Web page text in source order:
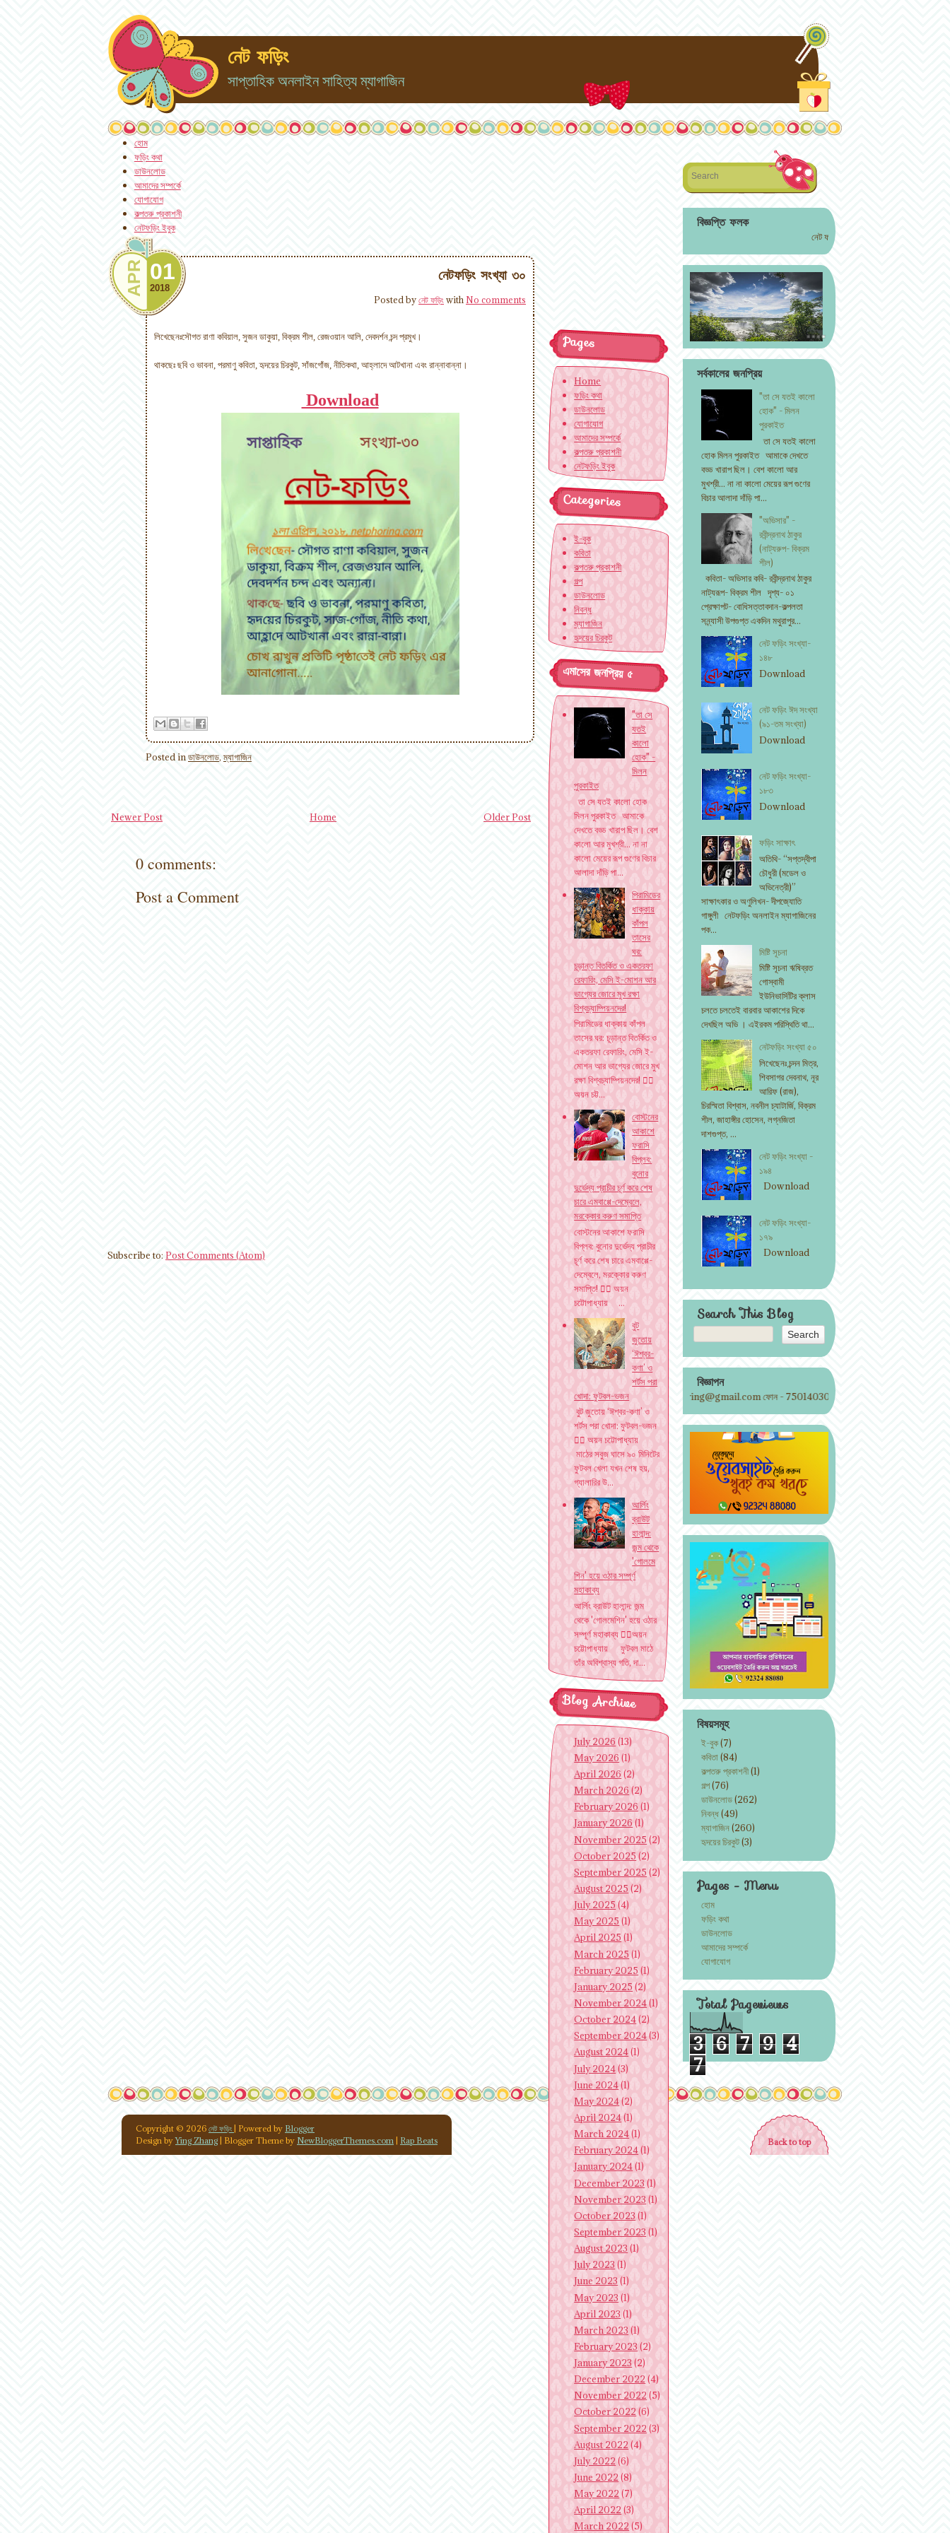
নেট ফড়িং
সাপ্তাহিক অনলাইন সাহিত্য ম্যাগাজিন
হোম
ফড়িং কথা
ডাউনলোড
আমাদের সম্পর্কে
যোগাযোগ
কল্পতরু প্রকাশনী
নেটফড়িং ইবুক
নেটফড়িং সংখ্যা ৩০
APR 01
2018
Posted byনেট ফড়িং with No comments
লিখেছেনঃসৌগত রাণা কবিয়াল, সুজন ডাকুয়া, বিক্রম শীল, রেজওয়ান আলি, দেবদর্শন চন্দ প্রমুখ।
থাকছেঃ ছবি ও ভাবনা, পরমাণু কবিতা, হৃদয়ের চিরকুট, সাঁজগোঁজ, নীতিকথা, আহ্লাদে আটখানা এবং রান্নাবান্না।
Download
Posted inডাউনলোড,ম্যাগাজিন
Newer Post Older Post
Home
0 comments:
Post a Comment
Subscribe to: Post Comments (Atom)
বিজ্ঞপ্তি ফলক
নেট ফড়িং বইমেলা কবিতা সংকলন ২০২১ (মুদ্রিত) পাওয়া যাচ্ছে।
সর্বকালের জনপ্রিয়
"তা সে যতই কালো
হোক" - মিলন
পুরকাইত
তা সে যতই কালো
হোক মিলন পুরকাইত আমাকে দেখতে
বড্ড খারাপ ছিল। বেশ কালো আর
মুখশ্রী... না না কালো মেয়ের রূপ গুণের
বিচার আলাদা দাঁড়ি পা...
"অভিসার" -
রবীন্দ্রনাথ ঠাকুর
(নাট্যরুপ- বিক্রম
শীল)
কবিতা- অভিসার কবি- রবীন্দ্রনাথ ঠাকুর
নাট্যরূপ- বিক্রম শীল দৃশ্য- ০১
প্রেক্ষাপট- বোধিসত্তাবদান-কল্পলতা
সন্ন্যাসী উপগুপ্ত একদিন মথুরাপুর...
নেট ফড়িং সংখ্যা-
১৪৮
Download
নেট ফড়িং ঈদ সংখ্যা
(৯১-তম সংখ্যা)
Download
নেট ফড়িং সংখ্যা-
১৮৩
Download
ফড়িং সাক্ষাৎ
অতিথি- “সপ্তদ্বীপা
চৌধুরী (মডেল ও
অভিনেত্রী)”
সাক্ষাৎকার ও অণুলিখন- দীপজ্যোতি
গাঙ্গুলী নেটফড়িং অনলাইন ম্যাগাজিনের
পক...
মিষ্টি সূচনা
মিষ্টি সূচনা ঋষিব্রত
গোস্বামী
ইউনিভার্সিটির ক্লাস
চলতে চলতেই বারবার আকাশের দিকে
দেখছিল অভি । এইরকম পরিস্থিতি থা...
নেটফড়িং সংখ্যা ৫০
লিখেছেনঃ চন্দন মিত্র,
শিবসাগর দেবনাথ, নূর
আরিফ (রাজ),
চিরস্মিতা বিশ্বাস, নবনীল চ্যাটার্জি, বিক্রম
শীল, জাহাঙ্গীর হোসেন, লগ্নজিতা
দাশগুপ্ত, ...
নেট ফড়িং সংখ্যা -
১৯৪
Download
নেট ফড়িং সংখ্যা-
১৭৯
Download
Search This Blog
বিজ্ঞাপন
বিজ্ঞাপন দিতে যোগাযোগ করুন। ইমেইল - netphoring@gmail.com ফোন - 7501403002
বিষয়সমূহ
ই-বুক(7)
কবিতা(84)
কল্পতরু প্রকাশনী(1)
গল্প(76)
ডাউনলোড(262)
নিবন্ধ(49)
ম্যাগাজিন(260)
হৃদয়ের চিরকুট(3)
Pages - Menu
হোম
ফড়িং কথা
ডাউনলোড
আমাদের সম্পর্কে
যোগাযোগ
Total Pageviews
3 6 7 9 4
7
Pages
Home
ফড়িং কথা
ডাউনলোড
যোগাযোগ
আমাদের সম্পর্কে
কল্পতরু প্রকাশনী
নেটফড়িং ইবুক
Categories
ই-বুক
কবিতা
কল্পতরু প্রকাশনী
গল্প
ডাউনলোড
নিবন্ধ
ম্যাগাজিন
হৃদয়ের চিরকুট
এমাসের জনপ্রিয় ৫
"তা সে
যতই
কালো
হোক" -
মিলন
পুরকাইত
তা সে যতই কালো হোক
মিলন পুরকাইত আমাকে
দেখতে বড্ড খারাপ ছিল। বেশ
কালো আর মুখশ্রী... না না
কালো মেয়ের রূপ গুণের বিচার
আলাদা দাঁড়ি পা...
পিরামিডের
ধাক্কায়
কাঁপল
তাসের
ঘর:
চূড়ান্ত বিতর্কিত ও একতরফা
রেফারিং, মেসি ই-মোশন আর
ভাগ্যের জোরে মুখ রক্ষা
বিশ্বচ্যাম্পিয়নদের!
পিরামিডের ধাক্কায় কাঁপল
তাসের ঘর: চূড়ান্ত বিতর্কিত ও
একতরফা রেফারিং, মেসি ই-
মোশন আর ভাগ্যের জোরে মুখ
রক্ষা বিশ্বচ্যাম্পিয়নদের! ✍🏽
অয়ন চট্ট...
বোস্টনের
আকাশে
ফরাসি
বিপ্লব:
বুনোর
দুর্ভেদ্য প্রাচীর চূর্ণ করে শেষ
চারে এমবাপ্পে-দেম্বেলে,
মরক্কোর করুণ সমাপ্তি
বোস্টনের আকাশে ফরাসি
বিপ্লব: বুনোর দুর্ভেদ্য প্রাচীর
চূর্ণ করে শেষ চারে এমবাপ্পে-
দেম্বেলে, মরক্কোর করুণ
সমাপ্তি! ✍🏽 অয়ন
চট্টোপাধ্যায় ...
বুট
জুতোয়
‘ঈশ্বর-
কণা’ ও
শর্টস পরা
খোদা: ফুটবল-ভজন
বুট জুতোয় ‘ঈশ্বর-কণা’ ও
শর্টস পরা খোদা: ফুটবল-ভজন
✍🏽 অয়ন চট্টোপাধ্যায়
মাঠের সবুজ ঘাসে ৯০ মিনিটের
ফুটবল খেলা যখন শেষ হয়,
গ্যালারির উ...
আর্লিং
ব্রাউট
হালান্দ:
জন্ম থেকে
'গোলমে
শিন' হয়ে ওঠার সম্পূর্ণ
মহাকাব্য
আর্লিং ব্রাউট হালান্দ: জন্ম
থেকে 'গোলমেশিন' হয়ে ওঠার
সম্পূর্ণ মহাকাব্য ✍🏽অয়ন
চট্টোপাধ্যায় ফুটবল মাঠে
তাঁর অবিশ্বাস্য গতি, দা...
Blog Archive
July 2026 (13)
May 2026 (1)
April 2026 (2)
March 2026 (2)
February 2026 (1)
January 2026 (1)
November 2025 (2)
October 2025 (2)
September 2025 (2)
August 2025 (2)
July 2025 (4)
May 2025 (1)
April 2025 (1)
March 2025 (1)
February 2025 (1)
January 2025 (2)
November 2024(1)
October 2024(2)
September 2024(3)
August 2024(1)
July 2024(3)
June 2024(1)
May 2024(2)
April 2024(1)
March 2024(1)
February 2024(1)
January 2024(1)
December 2023 (1)
November 2023 (1)
October 2023 (1)
September 2023 (1)
August 2023 (1)
July 2023 (1)
June 2023 (1)
May 2023 (1)
April 2023 (1)
March 2023 (1)
February 2023 (2)
January 2023 (2)
December 2022 (4)
November 2022 (5)
October 2022 (6)
September 2022 (3)
August 2022 (4)
July 2022 (6)
June 2022(8)
May 2022 (7)
April 2022 (3)
March 2022 (5)
Copyright © 2026 নেট ফড়িং | Powered by Blogger
Design byYing Zhang| Blogger Theme by NewBloggerThemes.com Rap Beats Back to top